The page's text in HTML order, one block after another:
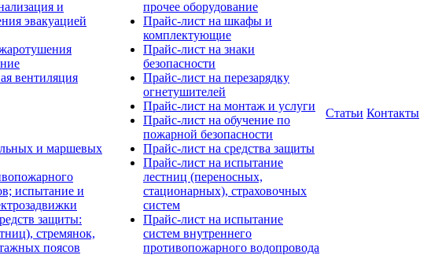
и
эвакуацией
вентиляция
и маршевых
испытание и
защиты:
стремянок,
поясов
прочее оборудование
Прайс-лист на шкафы и
комплектующие
Прайс-лист на знаки
безопасности
Прайс-лист на перезарядку
огнетушителей
Прайс-лист на монтаж и услуги
Прайс-лист на обучение по
пожарной безопасности
Прайс-лист на средства защиты
Прайс-лист на испытание
лестниц (переносных,
стационарных), страховочных
систем
Прайс-лист на испытание
систем внутреннего
противопожарного водопровода
Статьи Контакты